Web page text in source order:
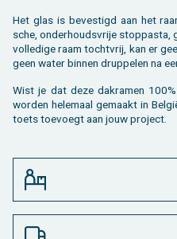
Het glas is be­ves­tigd aan het
sche, on­der­houds­vrije stop­pas­ta,
vol­le­di­ge raam tocht­vrij, kan er
geen water bin­nen drup­pe­len na
Wist je dat deze dak­ra­men
wor­den he­le­maal ge­maakt in
toets toe­voegt aan jouw pro­ject.